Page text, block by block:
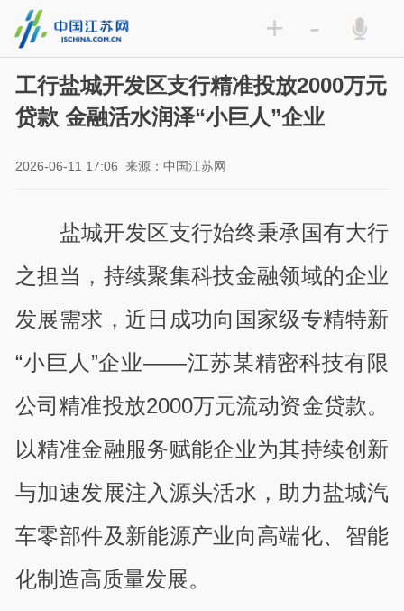
+ -
工行盐城开发区支行精准投放2000万元
贷款 金融活水润泽“小巨人”企业
2026-06-11 17:06 来源：中国江苏网
盐城开发区支行始终秉承国有大行
之担当，持续聚集科技金融领域的企业
发展需求，近日成功向国家级专精特新
“小巨人”企业——江苏某精密科技有限
公司精准投放2000万元流动资金贷款。
以精准金融服务赋能企业为其持续创新
与加速发展注入源头活水，助力盐城汽
车零部件及新能源产业向高端化、智能
化制造高质量发展。